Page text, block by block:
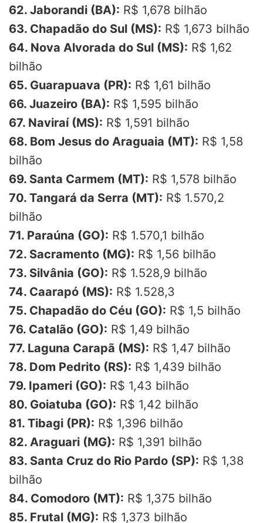
62. Jaborandi (BA): R$ 1,678 bilhão
63. Chapadão do Sul (MS): R$ 1,673 bilhão
64. Nova Alvorada do Sul (MS): R$ 1,62
bilhão
65. Guarapuava (PR): R$ 1,61 bilhão
66. Juazeiro (BA): R$ 1,595 bilhão
67. Naviraí (MS): R$ 1,591 bilhão
68. Bom Jesus do Araguaia (MT): R$ 1,58
bilhão
69. Santa Carmem (MT): R$ 1,578 bilhão
70. Tangará da Serra (MT): R$ 1.570,2
bilhão
71. Paraúna (GO): R$ 1.570,1 bilhão
72. Sacramento (MG): R$ 1,56 bilhão
73. Silvânia (GO): R$ 1.528,9 bilhão
74. Caarapó (MS): R$ 1.528,3
75. Chapadão do Céu (GO): R$ 1,5 bilhão
76. Catalão (GO): R$ 1,49 bilhão
77. Laguna Carapã (MS): R$ 1,47 bilhão
78. Dom Pedrito (RS): R$ 1,439 bilhão
79. Ipameri (GO): R$ 1,43 bilhão
80. Goiatuba (GO): R$ 1,42 bilhão
81. Tibagi (PR): R$ 1,396 bilhão
82. Araguari (MG): R$ 1,391 bilhão
83. Santa Cruz do Rio Pardo (SP): R$ 1,38
bilhão
84. Comodoro (MT): R$ 1,375 bilhão
85. Frutal (MG): R$ 1,373 bilhão